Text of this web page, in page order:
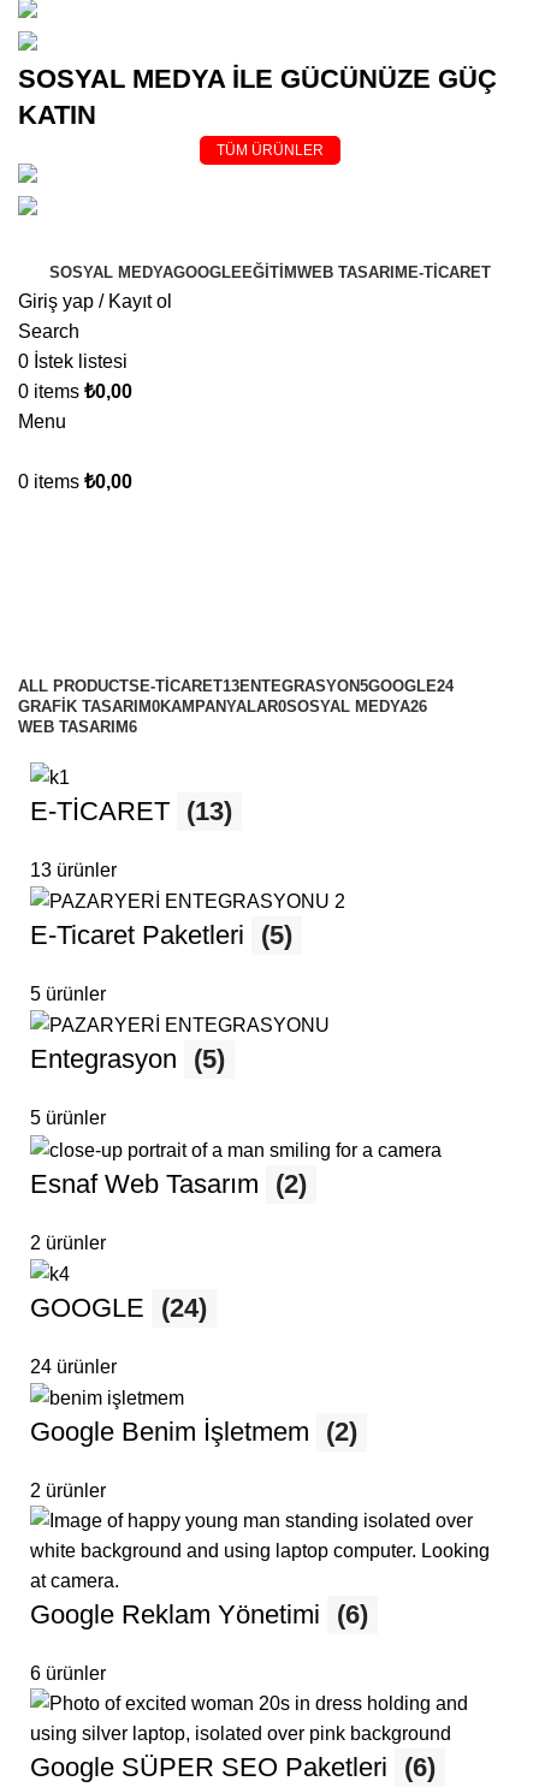
SOSYAL MEDYA İLE GÜCÜNÜZE GÜÇ
KATIN
TÜM ÜRÜNLER
SOSYAL MEDYAGOOGLEEĞİTİMWEB TASARIME-TİCARET
Giriş yap / Kayıt ol
Search
0 İstek listesi
0 items ₺0,00
Menu
0 items ₺0,00
ALL PRODUCTSE-TİCARET13ENTEGRASYON5GOOGLE24
GRAFİK TASARIM0KAMPANYALAR0SOSYAL MEDYA26
WEB TASARIM6
E-TİCARET (13)
13 ürünler
E-Ticaret Paketleri (5)
5 ürünler
Entegrasyon (5)
5 ürünler
Esnaf Web Tasarım (2)
2 ürünler
GOOGLE (24)
24 ürünler
Google Benim İşletmem (2)
2 ürünler
Google Reklam Yönetimi (6)
6 ürünler
Google SÜPER SEO Paketleri (6)